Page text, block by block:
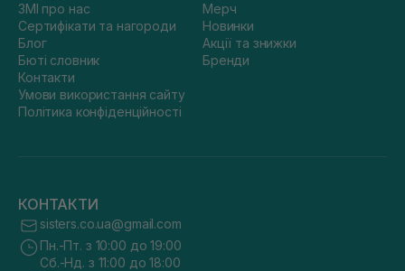
ЗМІ про нас
Сертифікати та нагороди
Блог
Бюті словник
Контакти
Умови використання сайту
Політика конфіденційності
Мерч
Новинки
Акції та знижки
Бренди
КОНТАКТИ
sisters.co.ua@gmail.com
Пн.-Пт. з 10:00 до 19:00
Сб.-Нд. з 11:00 до 18:00